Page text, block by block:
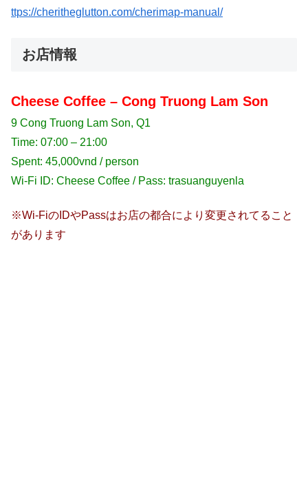
ttps://cheritheglutton.com/cherimap-manual/
お店情報
Cheese Coffee – Cong Truong Lam Son
9 Cong Truong Lam Son, Q1
Time: 07:00 – 21:00
Spent: 45,000vnd / person
Wi-Fi ID: Cheese Coffee / Pass: trasuanguyenla
※Wi-FiのIDやPassはお店の都合により変更されてること
があります